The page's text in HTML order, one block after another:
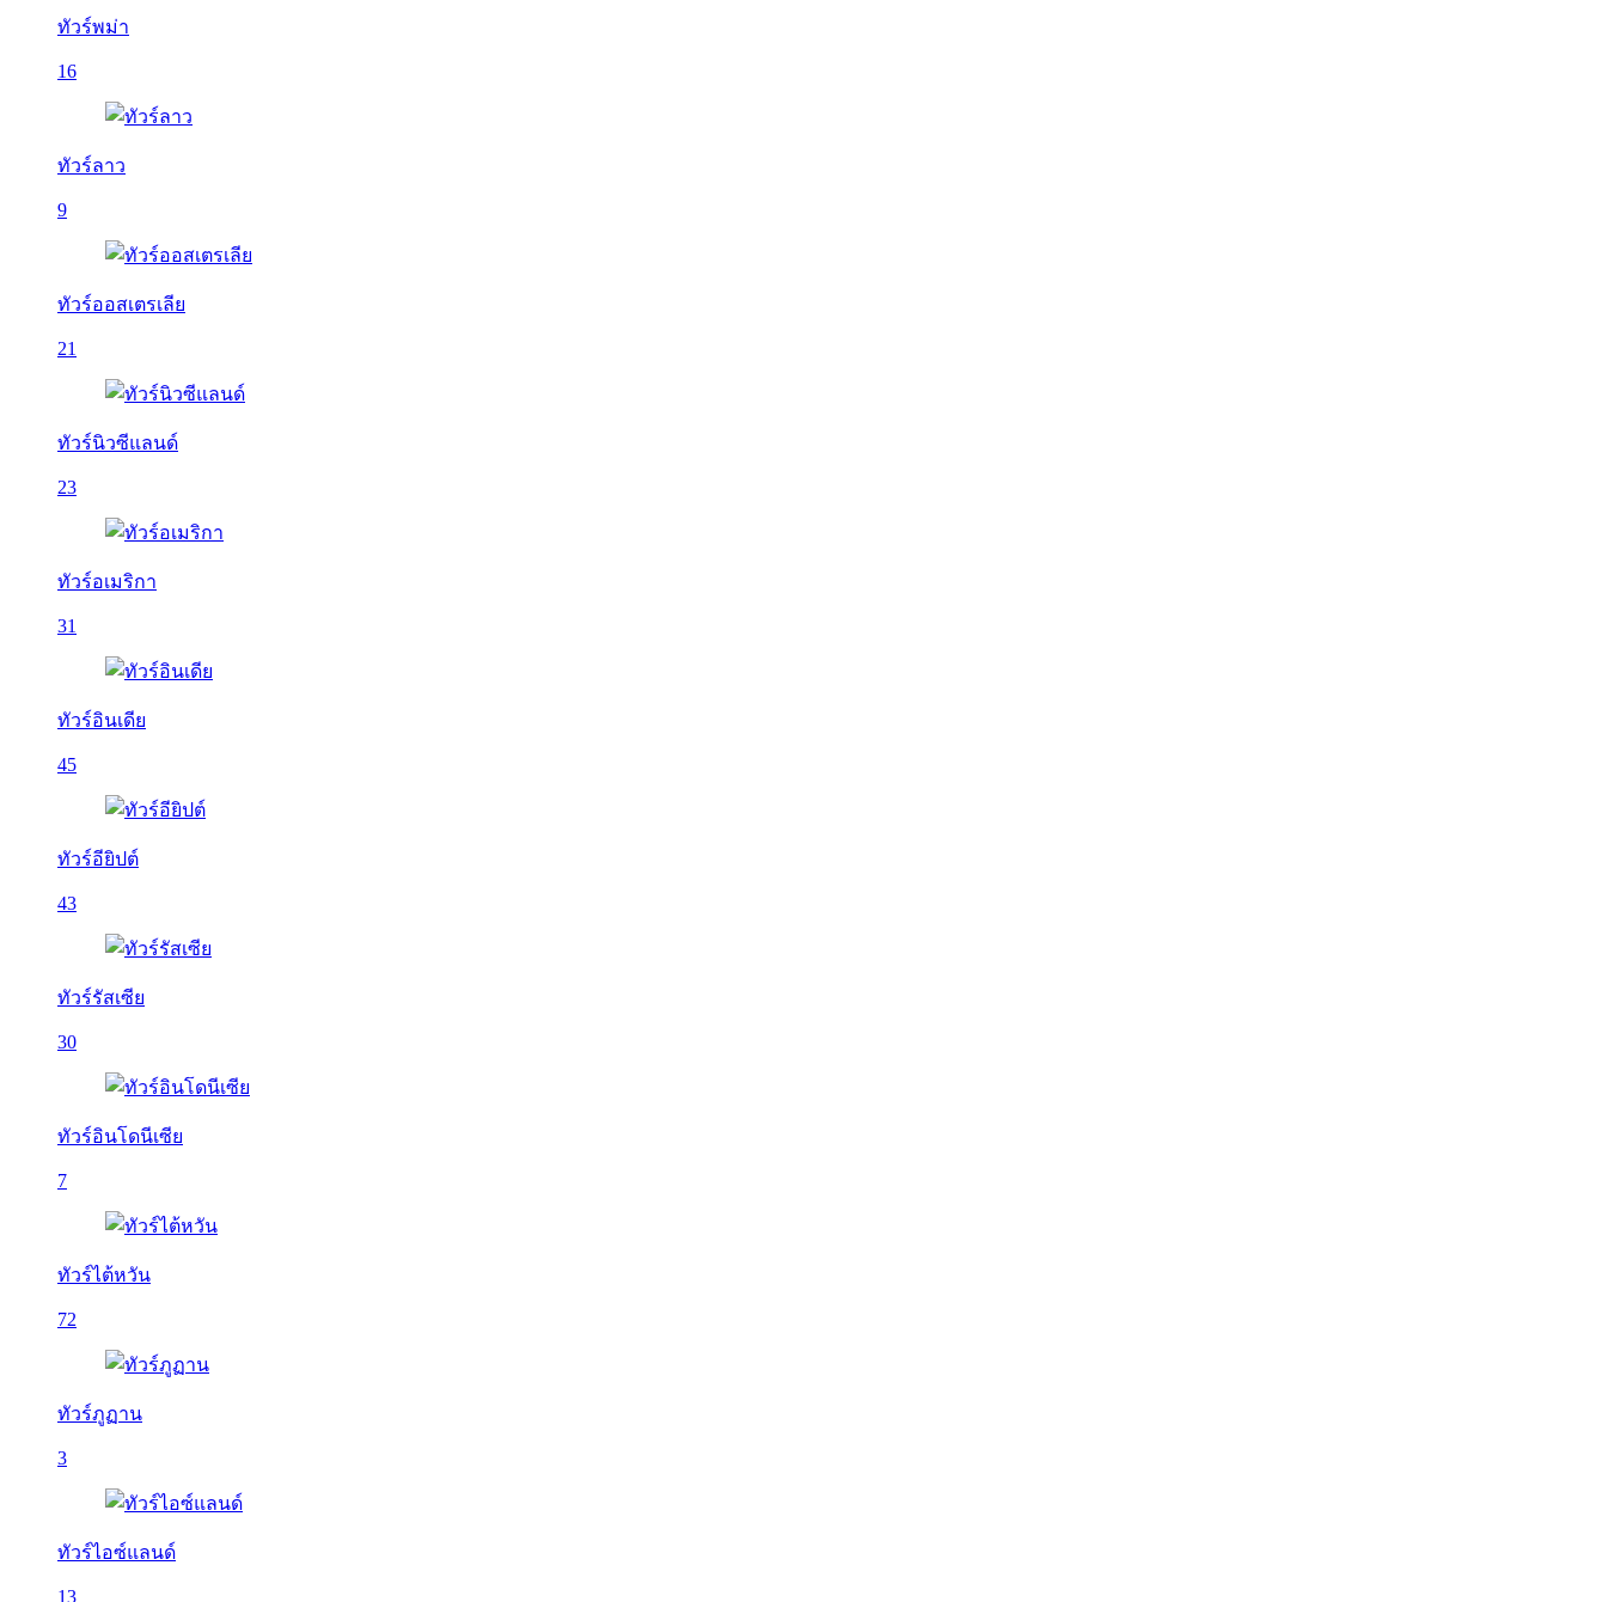
ทัวร์พม่า
16
ทัวร์ลาว
9
ทัวร์ออสเตรเลีย
21
ทัวร์นิวซีแลนด์
23
ทัวร์อเมริกา
31
ทัวร์อินเดีย
45
ทัวร์อียิปต์
43
ทัวร์รัสเซีย
30
ทัวร์อินโดนีเซีย
7
ทัวร์ไต้หวัน
72
ทัวร์ภูฏาน
3
ทัวร์ไอซ์แลนด์
13